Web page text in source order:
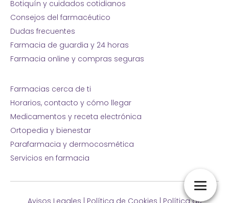
Botiquín y cuidados cotidianos
Consejos del farmacéutico
Dudas frecuentes
Farmacia de guardia y 24 horas
Farmacia online y compras seguras
Farmacias cerca de ti
Horarios, contacto y cómo llegar
Medicamentos y receta electrónica
Ortopedia y bienestar
Parafarmacia y dermocosmética
Servicios en farmacia
Avisos Legales | Política de Cookies | Política de